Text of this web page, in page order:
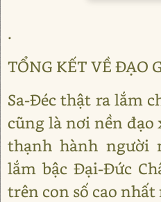
.
TỔNG KẾT VỀ ĐẠO
Sa-Đéc thật ra lắm
cũng là nơi nền đạo
thạnh hành người
lắm bậc Đại-Đức
trên con số cao